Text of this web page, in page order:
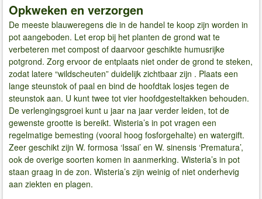
Opkweken en verzorgen
De meeste blauweregens die in de handel te koop zijn worden in
pot aangeboden. Let erop bij het planten de grond wat te
verbeteren met compost of daarvoor geschikte humusrijke
potgrond. Zorg ervoor de entplaats niet onder de grond te steken,
zodat latere “wildscheuten” duidelijk zichtbaar zijn . Plaats een
lange steunstok of paal en bind de hoofdtak losjes tegen de
steunstok aan. U kunt twee tot vier hoofdgesteltakken behouden.
De verlengingsgroei kunt u jaar na jaar verder leiden, tot de
gewenste grootte is bereikt. Wisteria’s in pot vragen een
regelmatige bemesting (vooral hoog fosforgehalte) en watergift.
Zeer geschikt zijn W. formosa ‘Issai’ en W. sinensis ‘Prematura’,
ook de overige soorten komen in aanmerking. Wisteria’s in pot
staan graag in de zon. Wisteria’s zijn weinig of niet onderhevig
aan ziekten en plagen.